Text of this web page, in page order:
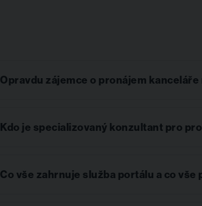
Opravdu zájemce o pronájem
Kdo je specializovaný konzultant pro
Co vše zahrnuje služba portálu a co